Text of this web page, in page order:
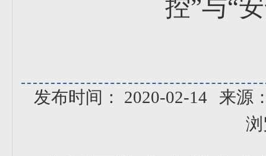
控”与“
发布时间： 2020-02-14
来源